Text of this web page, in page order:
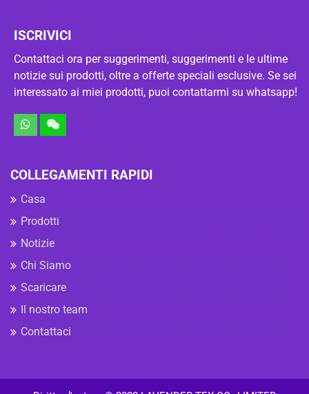
ISCRIVICI
Contattaci ora per suggerimenti, suggerimenti e le ultime
notizie sui prodotti, oltre a offerte speciali esclusive. Se sei
interessato ai miei prodotti, puoi contattarmi su whatsapp!
COLLEGAMENTI RAPIDI
Casa
Prodotti
Notizie
Chi Siamo
Scaricare
Il nostro team
Contattaci